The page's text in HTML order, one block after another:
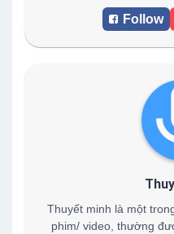
Follow
Thuyết minh là một
phim/ video, thường